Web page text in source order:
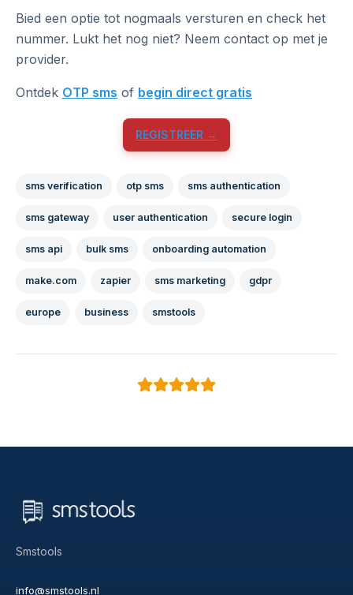
Bied een optie tot nogmaals versturen en check het
nummer. Lukt het nog niet? Neem contact op met je
provider.
Ontdek OTP sms of begin direct gratis
REGISTREER →
sms verification otp sms sms authentication
sms gateway user authentication secure login
sms api bulk sms onboarding automation
make.com zapier sms marketing gdpr
europe business smstools
Smstools
info@smstools.nl